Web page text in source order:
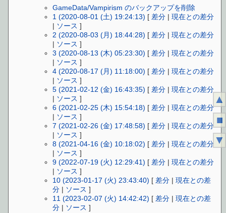
GameData/Vampirism のバックアップを削除
1 (2020-08-01 (土) 19:24:13) [ 差分 |現在との差分
| ソース ]
2 (2020-08-03 (月) 18:44:28) [ 差分 |現在との差分
| ソース ]
3 (2020-08-13 (木) 05:23:30) [ 差分 |現在との差分
| ソース ]
4 (2020-08-17 (月) 11:18:00) [ 差分 |現在との差分
| ソース ]
5 (2021-02-12 (金) 16:43:35) [ 差分 |現在との差分
| ソース ]
6 (2021-02-25 (木) 15:54:18) [ 差分 |現在との差分
| ソース ]
7 (2021-02-26 (金) 17:48:58) [ 差分 |現在との差分
| ソース ]
8 (2021-04-16 (金) 10:18:02) [ 差分 |現在との差分
| ソース ]
9 (2022-07-19 (火) 12:29:41) [ 差分 |現在との差分
| ソース ]
10 (2023-01-17 (火) 23:43:40) [ 差分 |現在との差
分 | ソース ]
11 (2023-02-07 (火) 14:42:42) [ 差分 |現在との差
分 | ソース ]
▲
■
▼